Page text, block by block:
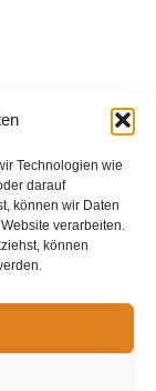
Technologien wie
darauf
können wir Daten
verarbeiten.
können